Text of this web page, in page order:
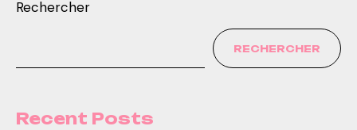
Rechercher
RECHERCHER
Recent Posts